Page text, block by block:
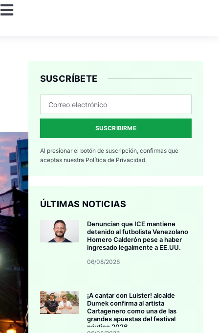
SUSCRÍBETE
SUSCRIBIRME
Al presionar el botón de suscripción, confirmas que
aceptas nuestra Política de Privacidad.
ÚLTIMAS NOTICIAS
Denuncian que ICE mantiene
detenido al futbolista Venezolano
Homero Calderón pese a haber
ingresado legalmente a EE.UU.
06/08/2026
¡A cantar con Luister! alcalde
Dumek confirma al artista
Cartagenero como una de las
grandes apuestas del festival
náutico 2026